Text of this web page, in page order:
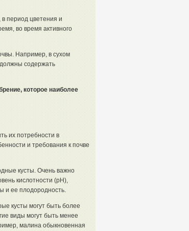
в период цветения и
во время активного
Например, в сухом
содержать
которое наиболее
их потребности в
и требования к почве
кусты. Очень важно
кислотности (рН),
и ее плодородность.
кусты могут быть более
виды могут быть менее
малина обыкновенная